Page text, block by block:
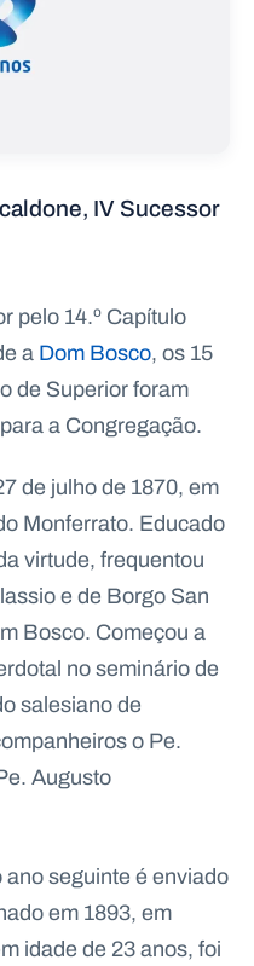
IV Sucessor
pelo 14.º Capítulo
aDom Bosco, os 15
de Superior foram
a Congregação.
de julho de 1870, em
Monferrato. Educado
virtude, frequentou
e de Borgo San
Bosco. Começou a
no seminário de
salesiano de
o Pe.
Augusto
seguinte é enviado
em 1893, em
idade de 23 anos, foi